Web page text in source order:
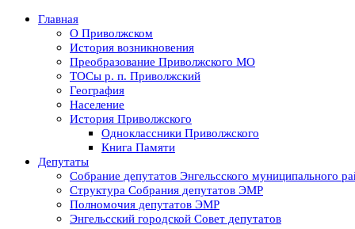
Главная
О Приволжском
История возникновения
Преобразование Приволжского МО
ТОСы р. п. Приволжский
География
Население
История Приволжского
Одноклассники Приволжского
Книга Памяти
Депутаты
Собрание депутатов Энгельсского муниципального
Структура Собрания депутатов ЭМР
Полномочия депутатов ЭМР
Энгельсский городской Совет депутатов